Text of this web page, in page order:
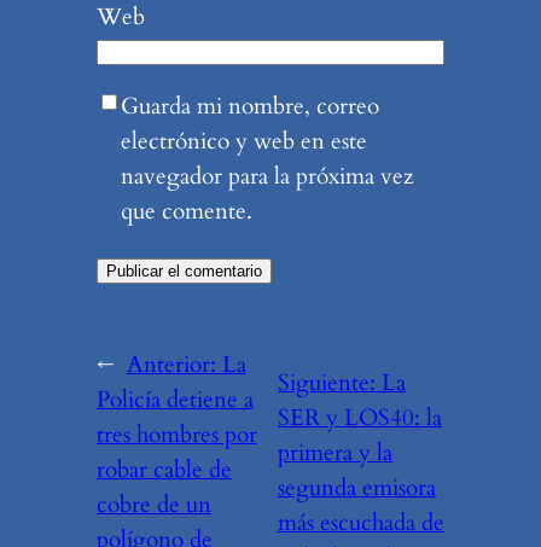
Web
Guarda mi nombre, correo
electrónico y web en este
navegador para la próxima vez
que comente.
← Anterior:La
Policía detiene a
tres hombres por
robar cable de
cobre de un
polígono de
Siguiente: La
SER y LOS40: la
primera y la
segunda emisora
más escuchada de